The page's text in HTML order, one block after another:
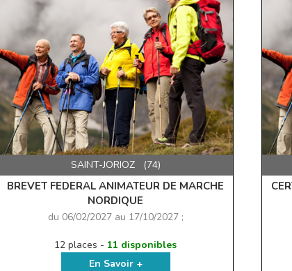
SAINT-JORIOZ (74)
BREVET FEDERAL ANIMATEUR DE MARCHE
NORDIQUE
du 06/02/2027 au 17/10/2027 ;
12 places - 11 disponibles
En Savoir +